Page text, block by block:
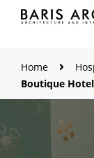
Home
Boutique